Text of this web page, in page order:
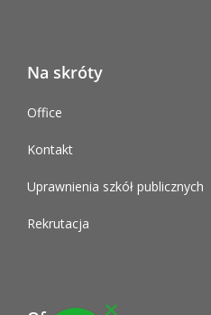
Na skróty
Office
Kontakt
Uprawnienia szkół publicznych
Rekrutacja